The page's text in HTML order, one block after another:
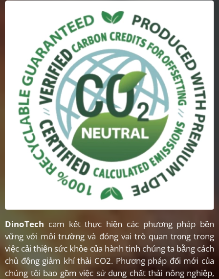
DinoTech cam kết thực hiện các phương pháp bền
vững với môi trường và đóng vai trò quan trọng trong
việc cải thiện sức khỏe của hành tinh chúng ta bằng cách
chủ động giảm khí thải CO2. Phương pháp đổi mới của
chúng tôi bao gồm việc sử dụng chất thải nông nghiệp,